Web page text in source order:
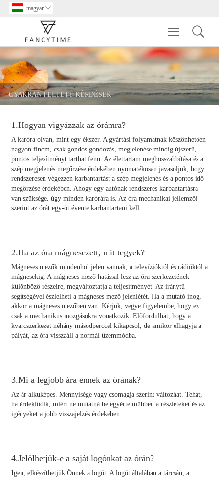
magyar 
Toggle
GYAKRAN FELTETT KÉRDÉSEK
1.Hogyan vigyázzak az órámra?
A karóra olyan, mint egy ékszer. A gyártási folyamatnak köszönhetően
nagyon finom, csak gondos gondozás, megjelenése mindig újszerű,
pontos teljesítményt tarthat fenn. Az élettartam meghosszabbítása és a
szép megjelenés megőrzése érdekében nyomatékosan javasoljuk, hogy
rendszeresen végezzen karbantartást a szép megjelenés és a pontos idő
megőrzése érdekében. Ahogy egy autónak rendszeres karbantartásra
van szüksége, úgy minden karórára is. Az óra mechanikai jellemzői
szerint az órát egy-öt évente karbantartani kell.
2.Ha az óra mágnesezett, mit tegyek?
Mágneses mezők mindenhol jelen vannak, a televízióktól és rádióktól a
mágnesekig. A mágneses mező hatással lesz az óra szerkezetének
különböző részeire, megváltoztatja a teljesítményét. Az iránytű
segítségével észlelheti a mágneses mező jelenlétét. Ha a mutató inog,
akkor a mágneses mezőben van. Kérjük, vegye figyelembe, hogy ez
csak a mechanikus mozgásokra vonatkozik. Előfordulhat, hogy a
kvarcszerkezet néhány másodperccel kikapcsol, de amikor elhagyja a
pályát, az óra visszaáll a normál üzemmódba.
3.Mi a legjobb ára ennek az órának?
Az ár alkuképes. Mennyisége vagy csomagja szerint változhat. Tehát,
ha érdeklődik, miért ne mutatná be egyértelműbben a részleteket és az
igényeket a jobb visszajelzés érdekében.
4.Jelölhetjük-e a saját logónkat az órán?
Igen, elkészíthetjük Önnek a logót. A logót általában a tárcsán, a